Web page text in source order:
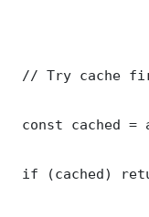
// Try cache
const cached =
if (cached)